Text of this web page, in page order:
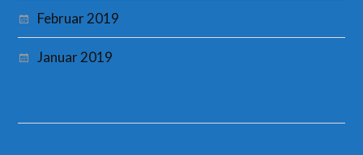
Februar 2019
Januar 2019